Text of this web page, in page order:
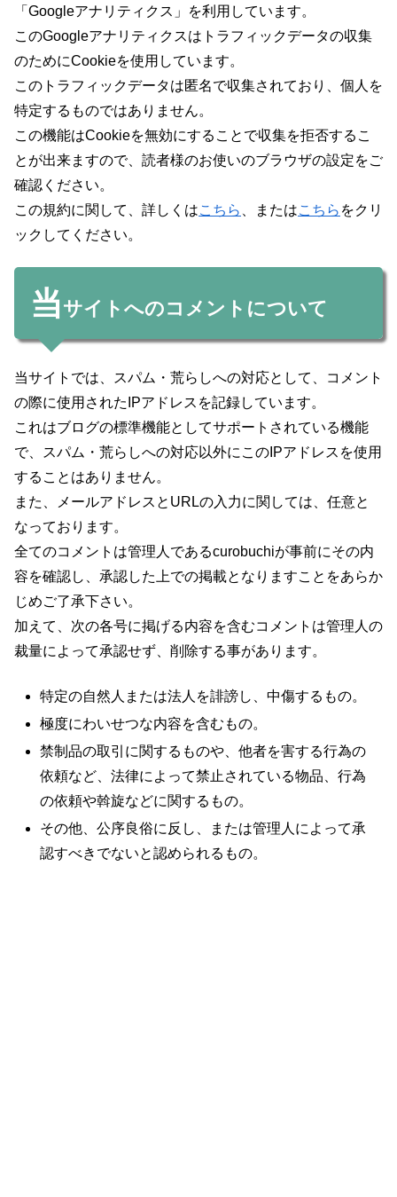
「Googleアナリティクス」を利用しています。
このGoogleアナリティクスはトラフィックデータの収集
のためにCookieを使用しています。
このトラフィックデータは匿名で収集されており、個人を
特定するものではありません。
この機能はCookieを無効にすることで収集を拒否するこ
とが出来ますので、読者様のお使いのブラウザの設定をご
確認ください。
この規約に関して、詳しくはこちら 、またはこちら をクリ
ックしてください。
当 サイトへのコメントについて
当サイトでは、スパム・荒らしへの対応として、コメント
の際に使用されたIPアドレスを記録しています。
これはブログの標準機能としてサポートされている機能
で、スパム・荒らしへの対応以外にこのIPアドレスを使用
することはありません。
また、メールアドレスとURLの入力に関しては、任意と
なっております。
全てのコメントは管理人であるcurobuchiが事前にその内
容を確認し、承認した上での掲載となりますことをあらか
じめご了承下さい。
加えて、次の各号に掲げる内容を含むコメントは管理人の
裁量によって承認せず、削除する事があります。
特定の自然人または法人を誹謗し、中傷するもの。
極度にわいせつな内容を含むもの。
禁制品の取引に関するものや、他者を害する行為の
依頼など、法律によって禁止されている物品、行為
の依頼や斡旋などに関するもの。
その他、公序良俗に反し、または管理人によって承
認すべきでないと認められるもの。